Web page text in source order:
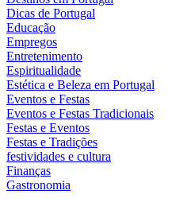
Dicas de Portugal
Educação
Empregos
Entretenimento
Espiritualidade
Estética e Beleza em Portugal
Eventos e Festas
Eventos e Festas Tradicionais
Festas e Eventos
Festas e Tradições
festividades e cultura
Finanças
Gastronomia